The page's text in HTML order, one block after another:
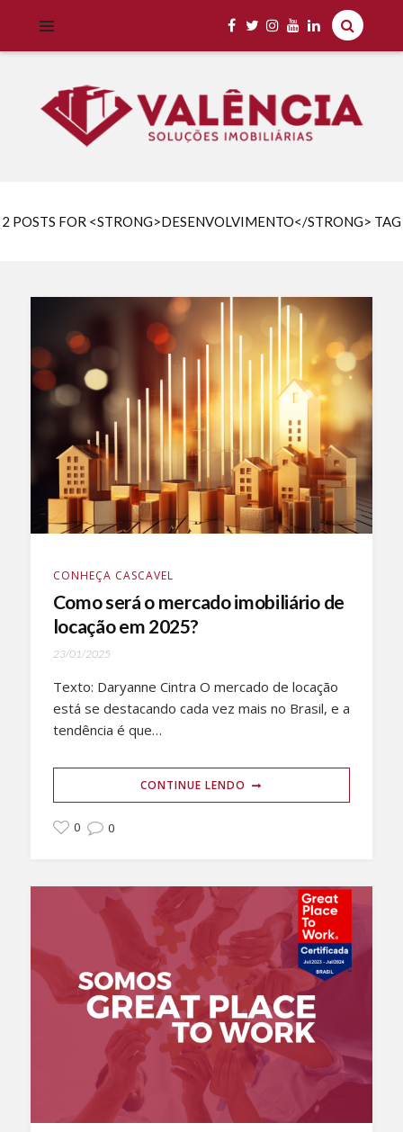
2 POSTS FOR <STRONG>DESENVOLVIMENTO</STRONG> TAG
CONHEÇA CASCAVEL
Como será o mercado imobiliário de
locação em 2025?
23/01/2025
Texto: Daryanne Cintra O mercado de locação
está se destacando cada vez mais no Brasil, e a
tendência é que…
CONTINUE LENDO
0 0